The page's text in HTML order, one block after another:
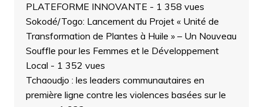
PLATEFORME INNOVANTE - 1 358 vues
Sokodé/Togo: Lancement du Projet « Unité de
Transformation de Plantes à Huile » – Un Nouveau
Souffle pour les Femmes et le Développement
Local - 1 352 vues
Tchaoudjo : les leaders communautaires en
première ligne contre les violences basées sur le